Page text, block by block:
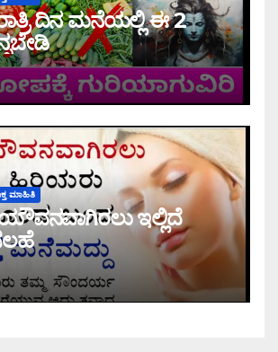
ದಿನ ಮನೆಯಲ್ಲಿ ಈ 2
ಮಾಹಿತಿ
ಇಲ್ಲಿದೆ